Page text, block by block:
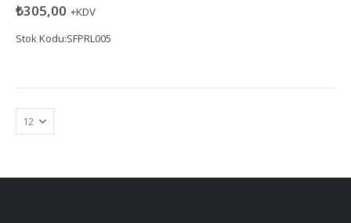
05 üzerinden
₺305,00 +KDV
Stok Kodu:SFPRL005